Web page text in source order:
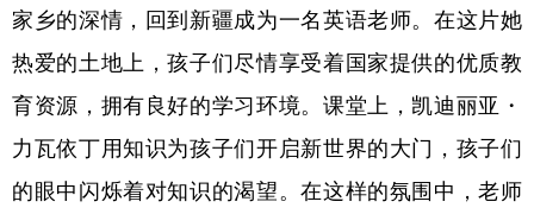
山东 河南 湖北 湖南
四川 贵州 云南 西藏
陕西 甘肃 青海 宁夏
家乡的深情，回到新疆成为一名英语老师。在这片她
热爱的土地上，孩子们尽情享受着国家提供的优质教
育资源，拥有良好的学习环境。课堂上，凯迪丽亚・
力瓦依丁用知识为孩子们开启新世界的大门，孩子们
的眼中闪烁着对知识的渴望。在这样的氛围中，老师